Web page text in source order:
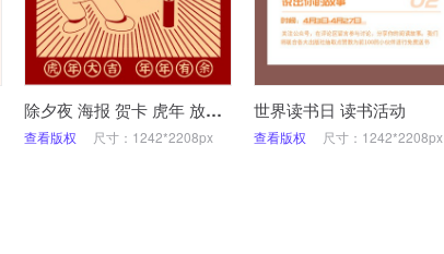
除夕夜 海报 贺卡 虎年 放鞭炮 祝福
查看版权 尺寸：1242*2208px
世界读书日 读书活动
查看版权 尺寸：1242*2208px